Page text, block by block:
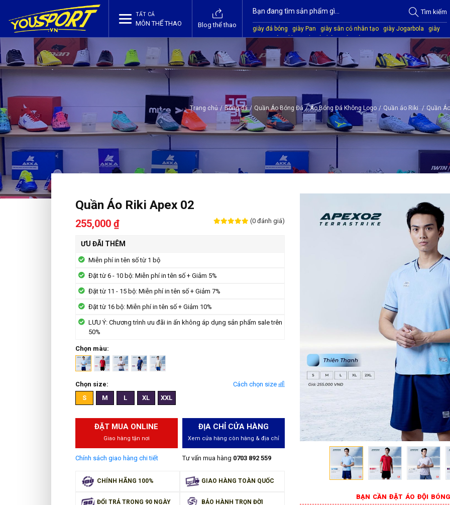
TẤT CẢ
MÔN THỂ THAO Blog thể thao
Tìm kiếm
giày đá bóng giày Pan giày sân cỏ nhân tạo giày Jogarbola
giày
Mitre
giày Akka quần áo bóng đá giày Kamito
Trang chủ / Bóng đá / Quần Áo Bóng Đá / Áo Bóng Đá Không Logo / Quần áo Riki / Quần
Quần Áo Riki Apex 02
255,000 ₫ (0 đánh giá)
ƯU ĐÃI THÊM
Miễn phí in tên số từ 1 bộ
Đặt từ 6 - 10 bộ: Miễn phí in tên số + Giảm 5%
Đặt từ 11 - 15 bộ: Miễn phí in tên số + Giảm 7%
Đặt từ 16 bộ: Miễn phí in tên số + Giảm 10%
LƯU Ý: Chương trình ưu đãi in ấn không áp dụng sản phẩm sale trên
50%
Chọn màu:
Chọn size:
Cách chọn size
S
M L XL XXL
ĐẶT MUA ONLINE
Giao hàng tận nơi
Chính sách giao hàng chi tiết
ĐỊA CHỈ CỬA HÀNG
Xem cửa hàng còn hàng & địa chỉ
Tư vấn mua hàng 0703 892 559
CHÍNH HÃNG 100% GIAO HÀNG TOÀN QUỐC
ĐỔI TRẢ TRONG 90 NGÀY BẢO HÀNH TRỌN ĐỜI
BẠN CẦN ĐẶT ÁO ĐỘI